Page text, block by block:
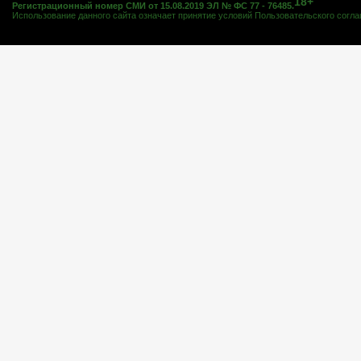
Регистрационный номер СМИ от 15.08.2019 ЭЛ № ФС 77 - 76485.
Использование данного сайта означает принятие условий Пользовательского